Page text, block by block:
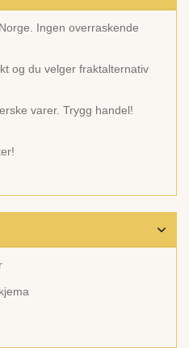
Ingen overraskende
og du velger fraktalternativ
varer. Trygg handel!